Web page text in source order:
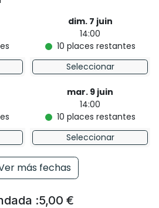
dim. 7 juin
14:00
10 places restantes
Seleccionar
mar. 9 juin
14:00
10 places restantes
Seleccionar
más fechas
:5,00 €